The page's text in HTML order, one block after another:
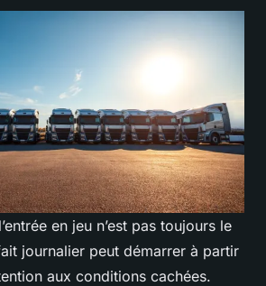
en jeu n’est pas toujours le
journalier peut démarrer à partir
aux conditions cachées.